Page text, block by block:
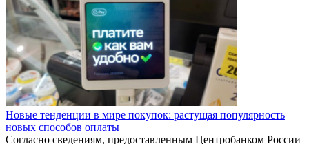
Новые тенденции в мире покупок: растущая популярность
новых способов оплаты
Согласно сведениям, предоставленным Центробанком России